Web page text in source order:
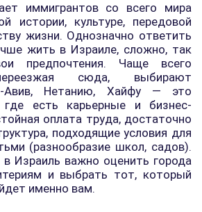
иммигрантов со всего мира
истории, культуре, передовой
жизни. Однозначно ответить
жить в Израиле, сложно, так
предпочтения. Чаще всего
сюда, выбирают
Авив, Нетанию, Хайфу — это
где есть карьерные и бизнес-
оплата труда, достаточно
подходящие условия для
(разнообразие школ, садов).
Израиль важно оценить города
и выбрать тот, который
именно вам.